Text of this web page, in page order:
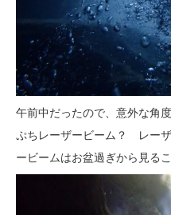
午前中だったので、意外な角
ぷちレーザービーム？ レー
ービームはお盆過ぎから見る